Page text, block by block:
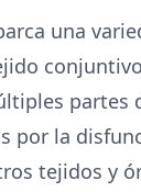
una
partes
por la
tejidos y